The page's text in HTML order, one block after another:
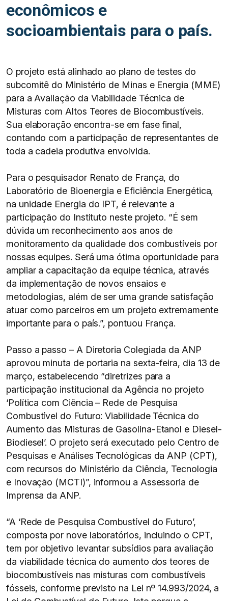
econômicos e
socioambientais para o país.
O projeto está alinhado ao plano de testes do
subcomitê do Ministério de Minas e Energia (MME)
para a Avaliação da Viabilidade Técnica de
Misturas com Altos Teores de Biocombustíveis.
Sua elaboração encontra-se em fase final,
contando com a participação de representantes de
toda a cadeia produtiva envolvida.
Para o pesquisador Renato de França, do
Laboratório de Bioenergia e Eficiência Energética,
na unidade Energia do IPT, é relevante a
participação do Instituto neste projeto. “É sem
dúvida um reconhecimento aos anos de
monitoramento da qualidade dos combustíveis por
nossas equipes. Será uma ótima oportunidade para
ampliar a capacitação da equipe técnica, através
da implementação de novos ensaios e
metodologias, além de ser uma grande satisfação
atuar como parceiros em um projeto extremamente
importante para o país.”, pontuou França.
Passo a passo – A Diretoria Colegiada da ANP
aprovou minuta de portaria na sexta-feira, dia 13 de
março, estabelecendo “diretrizes para a
participação institucional da Agência no projeto
‘Política com Ciência – Rede de Pesquisa
Combustível do Futuro: Viabilidade Técnica do
Aumento das Misturas de Gasolina-Etanol e Diesel-
Biodiesel’. O projeto será executado pelo Centro de
Pesquisas e Análises Tecnológicas da ANP (CPT),
com recursos do Ministério da Ciência, Tecnologia
e Inovação (MCTI)”, informou a Assessoria de
Imprensa da ANP.
“A ‘Rede de Pesquisa Combustível do Futuro’,
composta por nove laboratórios, incluindo o CPT,
tem por objetivo levantar subsídios para avaliação
da viabilidade técnica do aumento dos teores de
biocombustíveis nas misturas com combustíveis
fósseis, conforme previsto na Lei nº 14.993/2024, a